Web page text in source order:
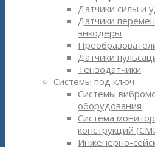
Датчики силы и
Датчики
энкодеры
Датчики
Тензодатчики
Системы под ключ
Системы
оборудования
Система
конструкций
Инженерно-